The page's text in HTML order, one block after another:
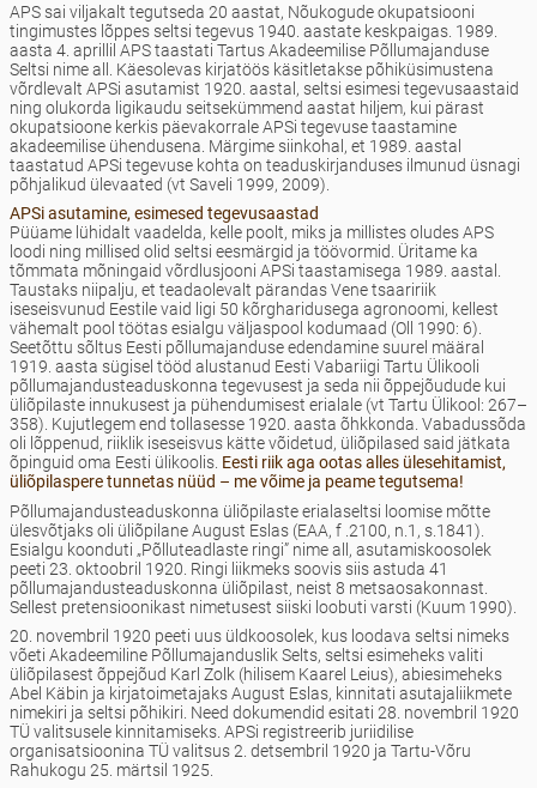
APS sai viljakalt tegutseda 20 aastat, Nõukogude okupatsiooni
tingimustes lõppes seltsi tegevus 1940. aastate keskpaigas. 1989.
aasta 4. aprillil APS taastati Tartus Akadeemilise Põllumajanduse
Seltsi nime all. Käesolevas kirjatöös käsitletakse põhiküsimustena
võrdlevalt APSi asutamist 1920. aastal, seltsi esimesi tegevusaastaid
ning olukorda ligikaudu seitsekümmend aastat hiljem, kui pärast
okupatsioone kerkis päevakorrale APSi tegevuse taastamine
akadeemilise ühendusena. Märgime siinkohal, et 1989. aastal
taastatud APSi tegevuse kohta on teaduskirjanduses ilmunud üsnagi
põhjalikud ülevaated (vt Saveli 1999, 2009).
APSi asutamine, esimesed tegevusaastad
Püüame lühidalt vaadelda, kelle poolt, miks ja millistes oludes APS
loodi ning millised olid seltsi eesmärgid ja töövormid. Üritame ka
tõmmata mõningaid võrdlusjooni APSi taastamisega 1989. aastal.
Taustaks niipalju, et teadaolevalt pärandas Vene tsaaririik
iseseisvunud Eestile vaid ligi 50 kõrgharidusega agronoomi, kellest
vähemalt pool töötas esialgu väljaspool kodumaad (Oll 1990: 6).
Seetõttu sõltus Eesti põllumajanduse edendamine suurel määral
1919. aasta sügisel tööd alustanud Eesti Vabariigi Tartu Ülikooli
põllumajandusteaduskonna tegevusest ja seda nii õppejõudude kui
üliõpilaste innukusest ja pühendumisest erialale (vt Tartu Ülikool: 267–
358). Kujutlegem end tollasesse 1920. aasta õhkkonda. Vabadussõda
oli lõppenud, riiklik iseseisvus kätte võidetud, üliõpilased said jätkata
õpinguid oma Eesti ülikoolis. Eesti riik aga ootas alles ülesehitamist,
üliõpilaspere tunnetas nüüd – me võime ja peame tegutsema!
Põllumajandusteaduskonna üliõpilaste erialaseltsi loomise mõtte
ülesvõtjaks oli üliõpilane August Eslas (EAA, f .2100, n.1, s.1841).
Esialgu koonduti „Põlluteadlaste ringi” nime all, asutamiskoosolek
peeti 23. oktoobril 1920. Ringi liikmeks soovis siis astuda 41
põllumajandusteaduskonna üliõpilast, neist 8 metsaosakonnast.
Sellest pretensioonikast nimetusest siiski loobuti varsti (Kuum 1990).
20. novembril 1920 peeti uus üldkoosolek, kus loodava seltsi nimeks
võeti Akadeemiline Põllumajanduslik Selts, seltsi esimeheks valiti
üliõpilasest õppejõud Karl Zolk (hilisem Kaarel Leius), abiesimeheks
Abel Käbin ja kirjatoimetajaks August Eslas, kinnitati asutajaliikmete
nimekiri ja seltsi põhikiri. Need dokumendid esitati 28. novembril 1920
TÜ valitsusele kinnitamiseks. APSi registreerib juriidilise
organisatsioonina TÜ valitsus 2. detsembril 1920 ja Tartu-Võru
Rahukogu 25. märtsil 1925.